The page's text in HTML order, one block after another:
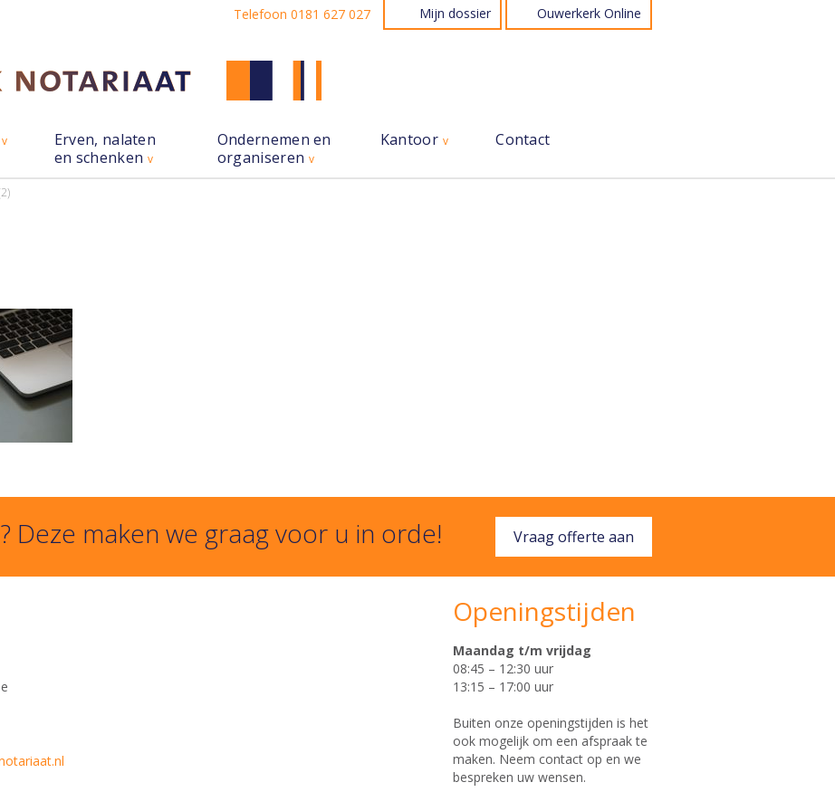
Telefoon 0181 627 027 Mijn dossier Ouwerkerk Online
Erven, nalaten
en schenken
Ondernemen en
organiseren
Kantoor Contact
Deze maken we graag voor u in orde! Vraag offerte aan
Openingstijden
Maandag t/m vrijdag
08:45 – 12:30 uur
13:15 – 17:00 uur
Buiten onze openingstijden is het
ook mogelijk om een afspraak te
maken. Neem contact op en we
bespreken uw wensen.